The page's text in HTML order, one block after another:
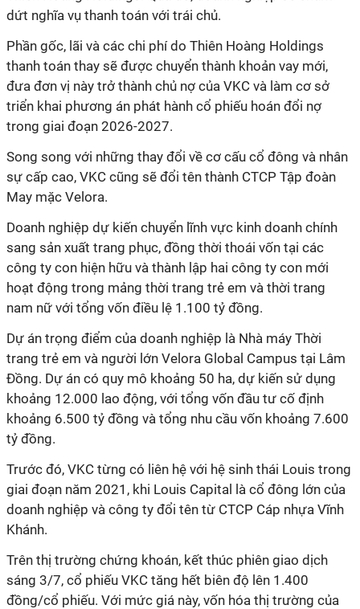
dứt nghĩa vụ thanh toán với trái chủ.
Phần gốc, lãi và các chi phí do Thiên Hoàng Holdings
thanh toán thay sẽ được chuyển thành khoản vay mới,
đưa đơn vị này trở thành chủ nợ của VKC và làm cơ sở
triển khai phương án phát hành cổ phiếu hoán đổi nợ
trong giai đoạn 2026-2027.
Song song với những thay đổi về cơ cấu cổ đông và nhân
sự cấp cao, VKC cũng sẽ đổi tên thành CTCP Tập đoàn
May mặc Velora.
Doanh nghiệp dự kiến chuyển lĩnh vực kinh doanh chính
sang sản xuất trang phục, đồng thời thoái vốn tại các
công ty con hiện hữu và thành lập hai công ty con mới
hoạt động trong mảng thời trang trẻ em và thời trang
nam nữ với tổng vốn điều lệ 1.100 tỷ đồng.
Dự án trọng điểm của doanh nghiệp là Nhà máy Thời
trang trẻ em và người lớn Velora Global Campus tại Lâm
Đồng. Dự án có quy mô khoảng 50 ha, dự kiến sử dụng
khoảng 12.000 lao động, với tổng vốn đầu tư cố định
khoảng 6.500 tỷ đồng và tổng nhu cầu vốn khoảng 7.600
tỷ đồng.
Trước đó, VKC từng có liên hệ với hệ sinh thái Louis trong
giai đoạn năm 2021, khi Louis Capital là cổ đông lớn của
doanh nghiệp và công ty đổi tên từ CTCP Cáp nhựa Vĩnh
Khánh.
Trên thị trường chứng khoán, kết thúc phiên giao dịch
sáng 3/7, cổ phiếu VKC tăng hết biên độ lên 1.400
đồng/cổ phiếu. Với mức giá này, vốn hóa thị trường của